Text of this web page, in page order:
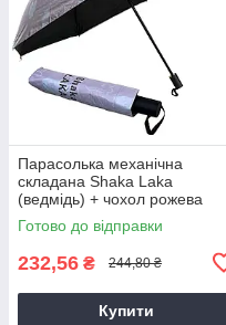
Парасолька механічна
складана Shaka Laka
(ведмідь) + чохол рожева
27см/Д:105см/325г, Парасоля
з ведмедем
Готово до відправки
232,56 ₴ 244,80 ₴
Купити